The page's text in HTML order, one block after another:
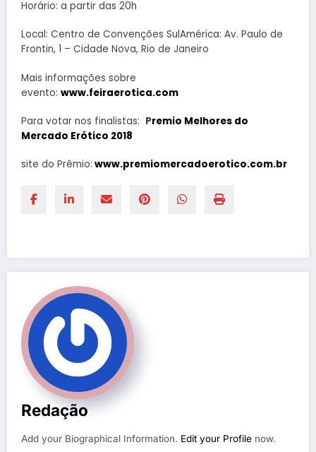
Horário: a partir das 20h
Local: Centro de Convenções SulAmérica: Av. Paulo de
Frontin, 1 – Cidade Nova, Rio de Janeiro
Mais informações sobre
evento: www.feiraerotica.com
Para votar nos finalistas: Premio Melhores do
Mercado Erótico 2018
site do Prêmio: www.premiomercadoerotico.com.br
Redação
Add your Biographical Information. Edit your Profile now.